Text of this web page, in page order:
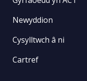
Newyddion
Cysylltwch â ni
Cartref